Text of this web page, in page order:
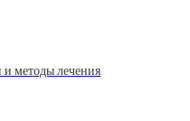
методы лечения